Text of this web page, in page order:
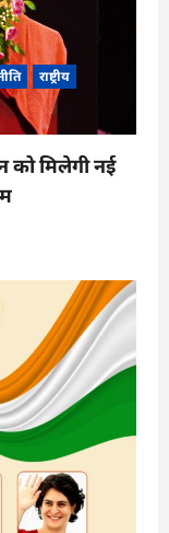
राष्ट्रीय
मिलेगी नई